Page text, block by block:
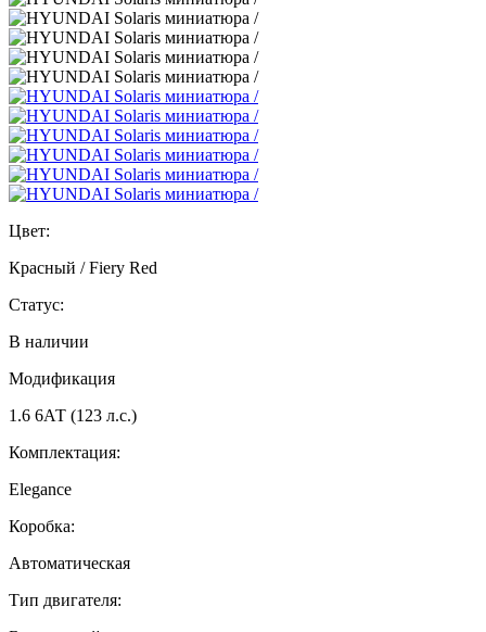
Цвет:
Красный / Fiery Red
Статус:
В наличии
Модификация
1.6 6АТ (123 л.с.)
Комплектация:
Elegance
Коробка:
Автоматическая
Тип двигателя: